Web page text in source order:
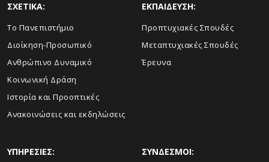
ΣΧΕΤΙΚΑ:
Το Πανεπιστήμιο
Διοίκηση-Προσωπικό
Ανθρώπινο Δυναμικό
Κοινωνική Δράση
Ιστορία και Προοπτικές
Ανακοινώσεις και εκδηλώσεις
ΕΚΠΑΙΔΕΥΣΗ:
Προπτυχιακές Σπουδές
Μεταπτυχιακές Σπουδές
Έρευνα
ΥΠΗΡΕΣΙΕΣ: ΣΥΝΔΕΣΜΟΙ: